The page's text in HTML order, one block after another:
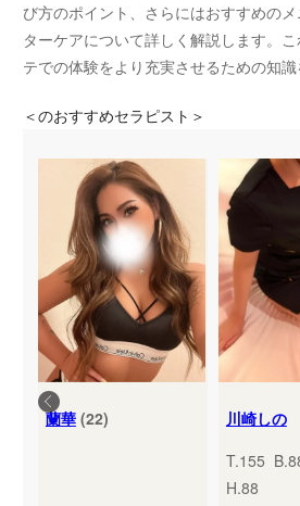
び方のポイント、さらにはおすすめの
ターケアについて詳しく解説します。
テでの体験をより充実させるための知識
＜のおすすめセラピスト＞
蘭華(22)
川崎しの
T.155
H.88